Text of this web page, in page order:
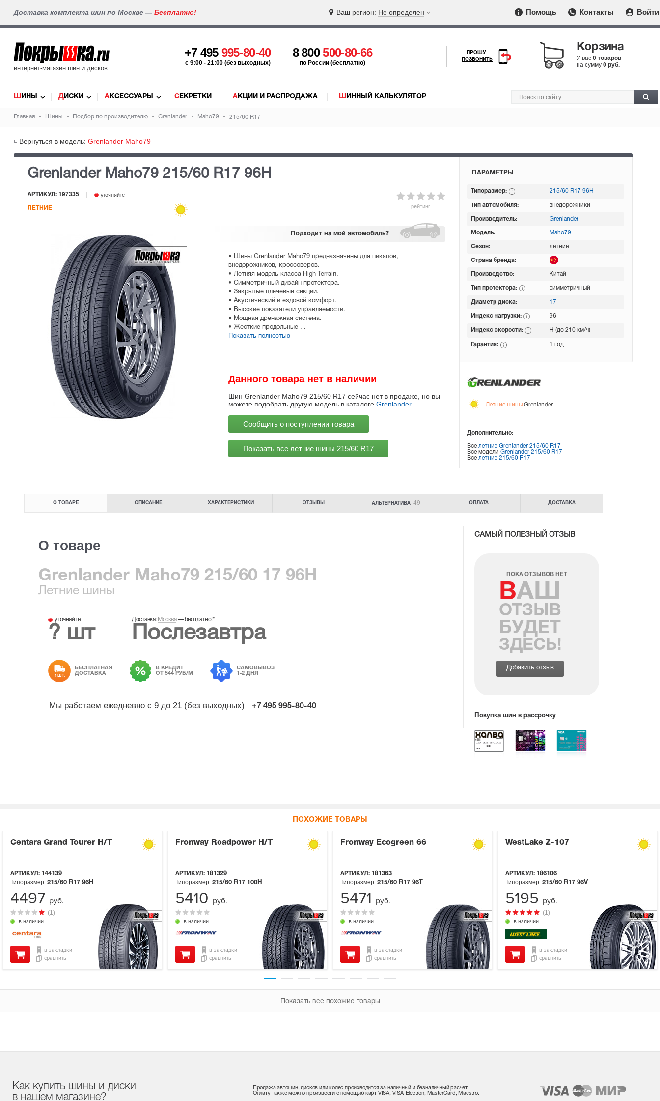
Доставка комплекта шин по Москве — Бесплатно! Ваш регион: Не определен Помощь Контакты Войти
интернет-магазин шин и дисков
+7 495 995-80-40
c 9:00 - 21:00 (без выходных)
8 800500-80-66
по России (бесплатно)
ПРОШУ
ПОЗВОНИТЬ
Корзина
У вас 0 товаров
на сумму 0 руб.
ШИНЫ ДИСКИ АКСЕССУАРЫ СЕКРЕТКИ АКЦИИ И РАСПРОДАЖА ШИННЫЙ КАЛЬКУЛЯТОР
Главная Шины Подбор по производителю Grenlander Maho79 215/60 R17
Вернуться в модель: Grenlander Maho79
Grenlander Maho79 215/60 R17 96H
рейтинг
АРТИКУЛ: 197335 уточняйте
ЛЕТНИЕ
Подходит на мой автомобиль?
• Шины Grenlander Maho79 предназначены для пикапов,
внедорожников, кроссоверов.
• Летняя модель класса High Terrain.
• Симметричный дизайн протектора.
• Закрытые плечевые секции.
• Акустический и ездовой комфорт.
• Высокие показатели управляемости.
• Мощная дренажная система.
• Жесткие продольные ...
Показать полностью
Данного товара нет в наличии
Шин Grenlander Maho79 215/60 R17 сейчас нет в продаже, но вы
можете подобрать другую модель в каталоге Grenlander.
Сообщить о поступлении товара
Показать все летние шины 215/60 R17
ПАРАМЕТРЫ
Типоразмер: 215/60 R17 96H
Тип автомобиля: внедорожники
Производитель: Grenlander
Модель: Maho79
Сезон: летние
Страна бренда:
Производство: Китай
Тип протектора: симметричный
Диаметр диска: 17
Индекс нагрузки: 96
Индекс скорости: H (до 210 км/ч)
Гарантия: 1 год
Летние шины Grenlander
Дополнительно:
Все летние Grenlander 215/60 R17
Все моделиGrenlander 215/60 R17
Все летние 215/60 R17
О ТОВАРЕ ОПИСАНИЕ ХАРАКТЕРИСТИКИ ОТЗЫВЫ АЛЬТЕРНАТИВА 49 ОПЛАТА ДОСТАВКА
О товаре
Grenlander Maho79 215/60 17 96H
Летние шины
уточняйте
? шт
Доставка: Москва—бесплатно!*
Послезавтра
4 ШТ.
БЕСПЛАТНАЯ
ДОСТАВКА
В КРЕДИТ
ОТ 544 РУБ/М
САМОВЫВОЗ
1-2 ДНЯ
Мы работаем ежедневно с 9 до 21 (без выходных) +7 495 995-80-40
САМЫЙ ПОЛЕЗНЫЙ ОТЗЫВ
ПОКА ОТЗЫВОВ НЕТ
ВАШ
ОТЗЫВ
БУДЕТ
ЗДЕСЬ!
Добавить отзыв
Покупка шин в рассрочку
ПОХОЖИЕ ТОВАРЫ
Centara Grand Tourer H/T
АРТИКУЛ: 144139
в наличии
(1)
Типоразмер: 215/60 R17 96H
в закладки
сравнить
4497 руб.
Fronway Roadpower H/T
АРТИКУЛ: 181329
в наличии
Типоразмер: 215/60 R17 100H
в закладки
сравнить
5410 руб.
Fronway Ecogreen 66
АРТИКУЛ: 181363
в наличии
Типоразмер: 215/60 R17 96T
в закладки
сравнить
5471 руб.
WestLake Z-107
АРТИКУЛ: 186106
в наличии
(1)
Типоразмер: 215/60 R17 96V
в закладки
сравнить
5195 руб.
Показать все похожие товары
Как купить шины и диски
в нашем магазине?
Продажа автошин, дисков или колес производится за наличный и безналичный расчет.
Оплату также можно произвести с помощью карт VISA, VISA-Electron, MasterCard, Maestro.